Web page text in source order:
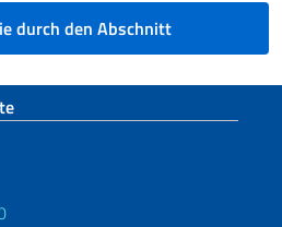
durch den Abschnitt